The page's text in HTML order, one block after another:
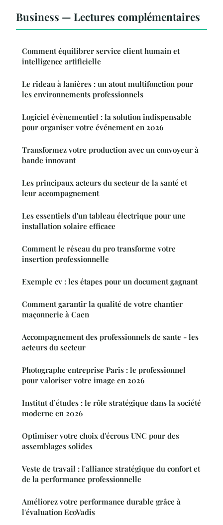
Business — Lectures complémentaires
Comment équilibrer service client humain et
intelligence artificielle
Le rideau à lanières : un atout multifonction pour
les environnements professionnels
Logiciel évènementiel : la solution indispensable
pour organiser votre événement en 2026
Transformez votre production avec un convoyeur à
bande innovant
Les principaux acteurs du secteur de la santé et
leur accompagnement
Les essentiels d'un tableau électrique pour une
installation solaire efficace
Comment le réseau du pro transforme votre
insertion professionnelle
Exemple cv : les étapes pour un document gagnant
Comment garantir la qualité de votre chantier
maçonnerie à Caen
Accompagnement des professionnels de sante - les
acteurs du secteur
Photographe entreprise Paris : le professionnel
pour valoriser votre image en 2026
Institut d’études : le rôle stratégique dans la société
moderne en 2026
Optimiser votre choix d'écrous UNC pour des
assemblages solides
Veste de travail : l'alliance stratégique du confort et
de la performance professionnelle
Améliorez votre performance durable grâce à
l'évaluation EcoVadis